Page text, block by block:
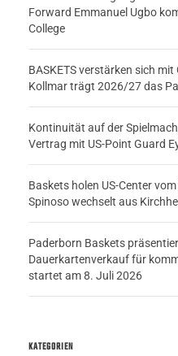
Forward Emmanuel Ugbo
College
BASKETS verstärken sich
Kollmar trägt 2026/27 das
Kontinuität auf der
Vertrag mit US-Point Guard
Baskets holen US-Center
Spinoso wechselt aus
Paderborn Baskets
Dauerkartenverkauf für
startet am 8. Juli 2026
KATEGORIEN